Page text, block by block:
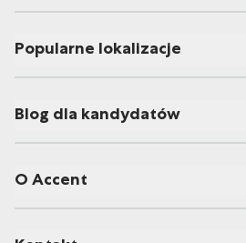
Popularne lokalizacje
Blog dla kandydatów
O Accent